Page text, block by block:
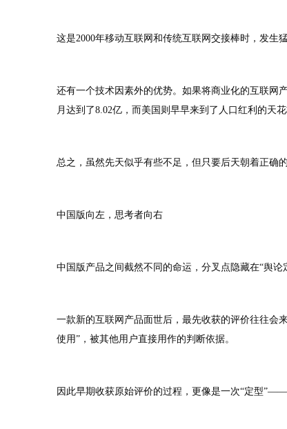
这是2000年移动互联网和传统互联网交接棒时，发生
还有一个技术因素外的优势。如果将商业化的互联网
月达到了8.02亿，而美国则早早来到了人口红利的天花
总之，虽然先天似乎有些不足，但只要后天朝着正确
中国版向左，思考者向右
中国版产品之间截然不同的命运，分叉点隐藏在“舆论
一款新的互联网产品面世后，最先收获的评价往往会
使用”，被其他用户直接用作的判断依据。
因此早期收获原始评价的过程，更像是一次“定型